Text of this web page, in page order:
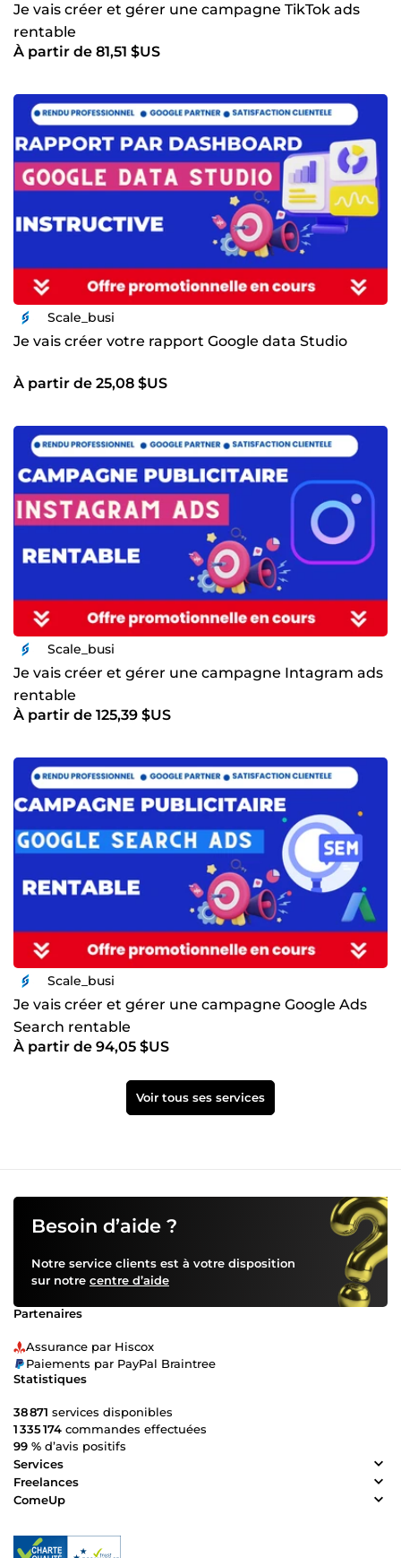
Je vais créer et gérer une campagne TikTok ads
rentable
À partir de 81,51 $US
Scale_busi
Je vais créer votre rapport Google data Studio
À partir de 25,08 $US
Scale_busi
Je vais créer et gérer une campagne Intagram ads
rentable
À partir de 125,39 $US
Scale_busi
Je vais créer et gérer une campagne Google Ads
Search rentable
À partir de 94,05 $US
Voir tous ses services
Besoin d’aide ?
Notre service clients est à votre disposition
sur notre centre d’aide
Partenaires
Assurance par Hiscox
Paiements par PayPal Braintree
Statistiques
38 871 services disponibles
1 335 174 commandes effectuées
99 % d’avis positifs
Services
Freelances
ComeUp